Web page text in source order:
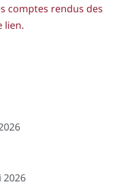
comptes rendus des
lien.
2026